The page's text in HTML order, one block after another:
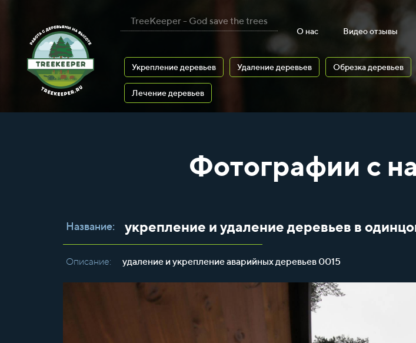
TreeKeeper - God save the trees
О нас Видео отзывы
Укрепление деревьев Удаление деревьев Обрезка деревьев
Лечение деревьев
Фотографии с
Название: укрепление и удаление деревьев в
Описание: удаление и укрепление аварийных деревьев 0015